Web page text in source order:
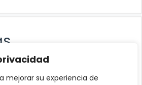
mejorar su experiencia de